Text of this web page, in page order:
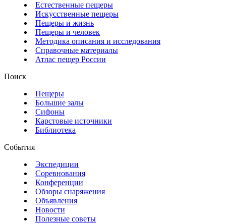
Естественные пещеры
Искусственные пещеры
Пещеры и жизнь
Пещеры и человек
Методика описания и исследования
Справочные материалы
Атлас пещер России
Поиск
Пещеры
Большие залы
Сифоны
Карстовые источники
Библиотека
События
Экспедиции
Соревнования
Конференции
Обзоры снаряжения
Объявления
Новости
Полезные советы